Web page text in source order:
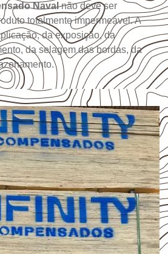
Navalnão deve ser
totalmente impermeável. A
da exposição, da
da selagem das bordas, da